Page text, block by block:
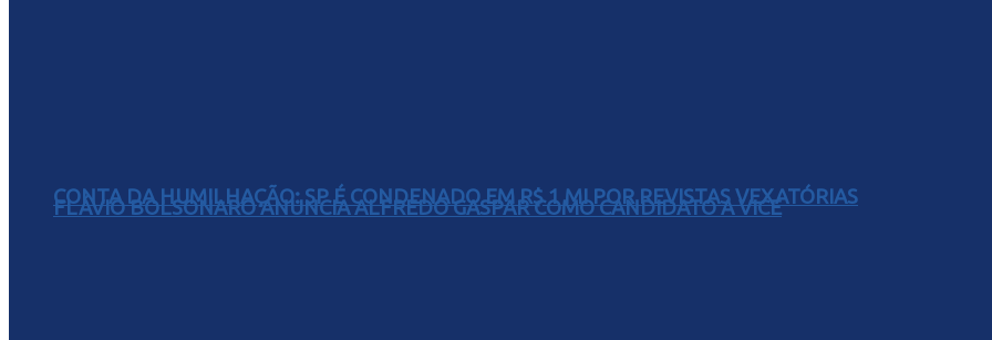
CONTA DA HUMILHAÇÃO: SP É CONDENADO EM R$ 1 MI POR REVISTAS VEXATÓRIAS
FLÁVIO BOLSONARO ANUNCIA ALFREDO GASPAR COMO CANDIDATO A VICE